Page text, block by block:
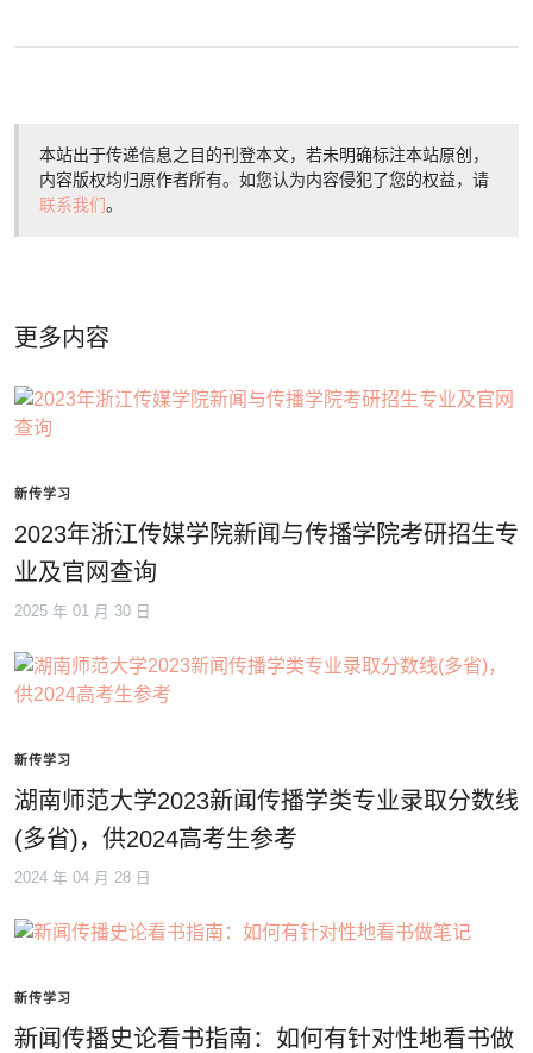
本站出于传递信息之目的刊登本文，若未明确标注本站原创，
内容版权均归原作者所有。如您认为内容侵犯了您的权益，请
联系我们。
更多内容
新传学习
2023年浙江传媒学院新闻与传播学院考研招生专
业及官网查询
2025 年 01 月 30 日
新传学习
湖南师范大学2023新闻传播学类专业录取分数线
(多省)，供2024高考生参考
2024 年 04 月 28 日
新传学习
新闻传播史论看书指南：如何有针对性地看书做